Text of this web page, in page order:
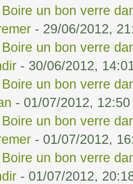
un bon verre
- 29/06/2012,
un bon verre
- 30/06/2012,
un bon verre
- 01/07/2012, 12:50
un bon verre
- 01/07/2012,
un bon verre
- 01/07/2012,